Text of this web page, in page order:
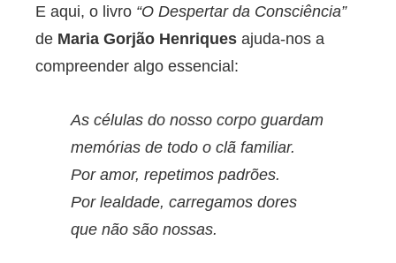
E aqui, o livro “O Despertar da Consciência”
de Maria Gorjão Henriques ajuda-nos a
compreender algo essencial:
As células do nosso corpo guardam
memórias de todo o clã familiar.
Por amor, repetimos padrões.
Por lealdade, carregamos dores
que não são nossas.